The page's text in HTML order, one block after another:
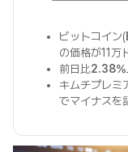
ビットコイン(
の価格が11万
前日比2.38%
キムチプレミ
でマイナスを